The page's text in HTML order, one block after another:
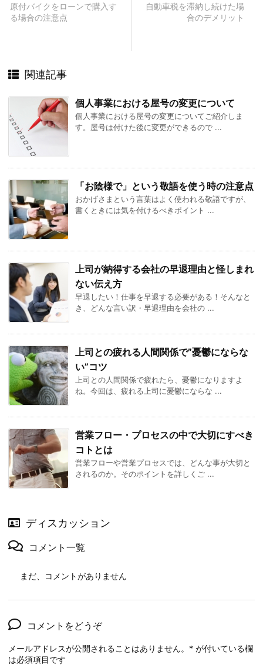
自動車税を滞納し続けた場
合のデメリット
原付バイクをローンで購入す
る場合の注意点
関連記事
個人事業における屋号の変更について
個人事業における屋号の変更についてご紹介しま
す。屋号は付けた後に変更ができるので ...
「お陰様で」という敬語を使う時の注意点
おかげさまという言葉はよく使われる敬語ですが、
書くときには気を付けるべきポイント ...
上司が納得する会社の早退理由と怪しまれ
ない伝え方
早退したい！仕事を早退する必要がある！そんなと
き、どんな言い訳・早退理由を会社の ...
上司との疲れる人間関係で”憂鬱にならな
い”コツ
上司との人間関係で疲れたら、憂鬱になりますよ
ね。今回は、疲れる上司に憂鬱にならな ...
営業フロー・プロセスの中で大切にすべき
コトとは
営業フローや営業プロセスでは、どんな事が大切と
されるのか。そのポイントを詳しくご ...
ディスカッション
コメント一覧
まだ、コメントがありません
コメントをどうぞ
メールアドレスが公開されることはありません。 * が付いている欄
は必須項目です